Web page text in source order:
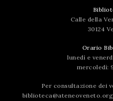
Calle della
30124
Orario
lunedì e
mercoledì:
Per consultazione dei
biblioteca@ateneoveneto.org